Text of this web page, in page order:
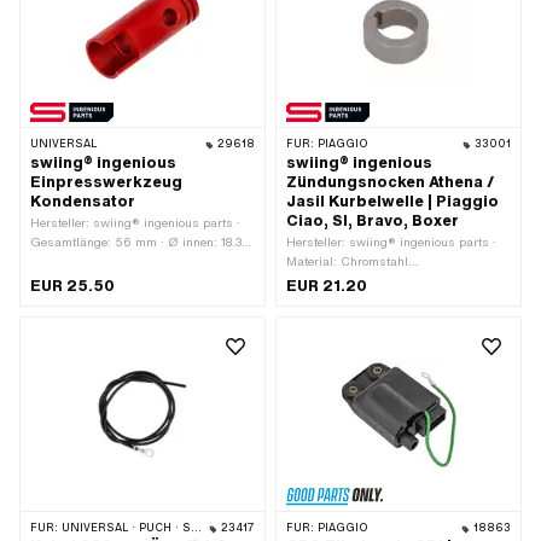
UNIVERSAL 29618
swiing® ingenious
Einpresswerkzeug
Kondensator
Hersteller: swiing® ingenious parts ·
Gesamtlänge: 56 mm · Ø innen: 18.3
Anwendungsbereich: Spezialwerkzeug
EUR 25.50
FÜR: PIAGGIO 33001
swiing® ingenious
Zündungsnocken Athena /
Jasil Kurbelwelle | Piaggio
Ciao, SI, Bravo, Boxer
Hersteller: swiing® ingenious parts ·
Material: Chromstahl
(umgangssprachlich bekannt als
EUR 21.20
FÜR: UNIVERSAL · PUCH · SACHS · PIAGGIO · ZÜNDAPP BELMONDO · SOLEX · KREIDLER 23417 FÜR: PIAGGIO 18863